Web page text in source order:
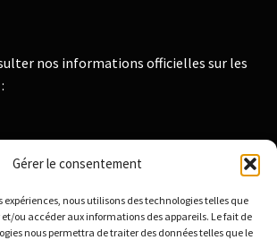
Gérer le consentement
expériences, nous utilisons des technologies telles que
et/ou accéder aux informations des appareils. Le fait de
nous permettra de traiter des données telles que le
nos informations officielles sur les
la Propriété Industrielle :
www.infogreffe.fr